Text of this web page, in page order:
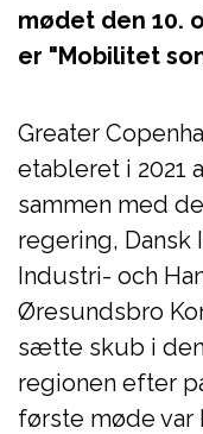
mødet den 10.
er "Mobilitet
Greater
etableret i 2021
sammen med
regering, Dansk
Industri- och
Øresundsbro
sætte skub i
regionen efter
første møde var